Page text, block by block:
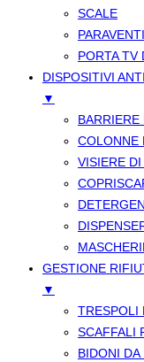
SCALE
PARAVENTI
PORTA TV
DISPOSITIVI
▼
COLONNE
VISIERE
GESTIONE
▼
TRESPOLI
SCAFFALI
BIDONI DA